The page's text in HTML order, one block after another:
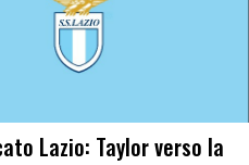
Lazio: Taylor verso la